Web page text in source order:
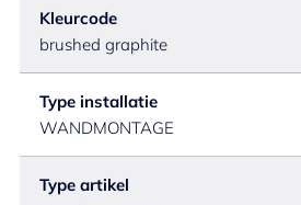
Kleurcode
brushed graphite
Type installatie
WANDMONTAGE
Type artikel